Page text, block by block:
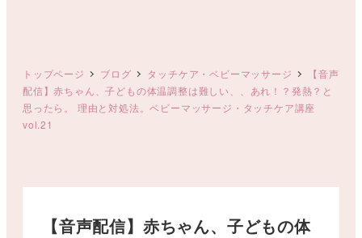
トップページ ブログ タッチケア・ベビーマッサージ
【音声
配信】赤ちゃん、子どもの体温調整は難しい、、あれ！？発熱？と
思ったら。 理由と対処法。ベビーマッサージ・タッチケア講座
vol.21
【音声配信】赤ちゃん、子どもの体